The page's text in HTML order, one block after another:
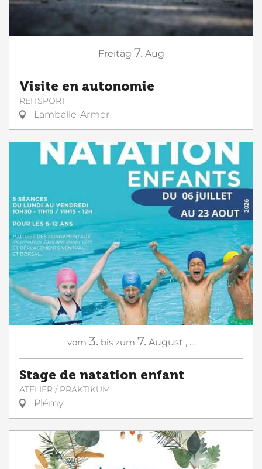
Freitag 7. Aug
Visite en autonomie
REITSPORT
Lamballe-Armor
vom 3. bis zum 7. August , ...
Stage de natation enfant
ATELIER / PRAKTIKUM
Plémy